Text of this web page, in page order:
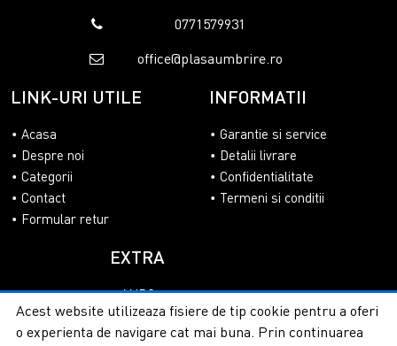
0771579931
office@plasaumbrire.ro
LINK-URI UTILE
Acasa
Despre noi
Categorii
Contact
Formular retur
INFORMATII
Garantie si service
Detalii livrare
Confidentialitate
Termeni si conditii
EXTRA
ANPC
SOL
Acest website utilizeaza fisiere de tip cookie pentru a oferi
o experienta de navigare cat mai buna. Prin continuarea